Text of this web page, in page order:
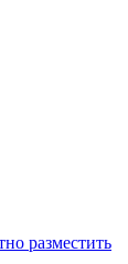
разместить